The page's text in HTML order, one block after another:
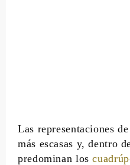
Las representaciones
más escasas y, dentro
predominan los